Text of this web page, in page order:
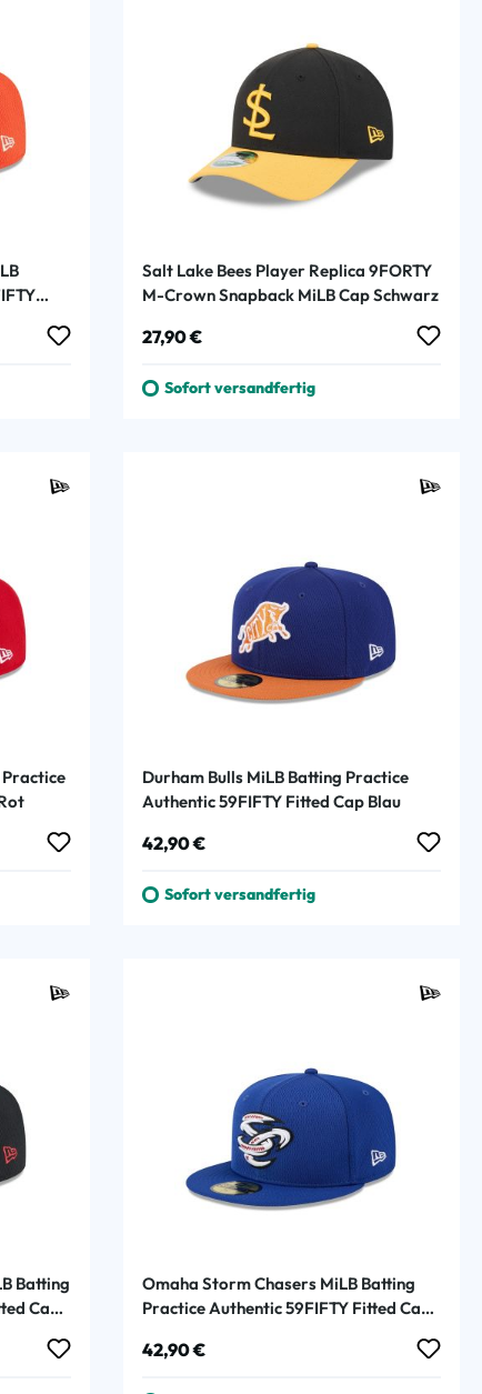
Salt Lake Bees Player Replica 9FORTY
M-Crown Snapback MiLB Cap Schwarz
Regulärer Preis:
27,90 €
Sofort versandfertig
Practice
Durham Bulls MiLB Batting Practice
Authentic 59FIFTY Fitted Cap Blau
Regulärer Preis:
42,90 €
Sofort versandfertig
Batting
Cap
Omaha Storm Chasers MiLB Batting
Practice Authentic 59FIFTY Fitted Cap
Regulärer Preis:
42,90 €